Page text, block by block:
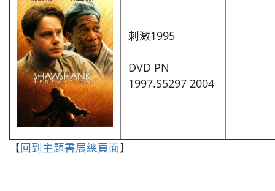
刺激1995
DVD PN
1997.S5297 2004
【回到主題書展總頁面】